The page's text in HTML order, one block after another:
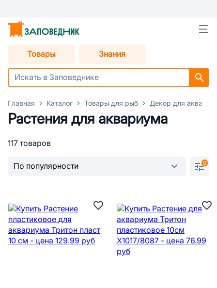
Товары Знания
Главная Каталог Товары для рыб Декор для
Растения для аквариума
117 товаров
0